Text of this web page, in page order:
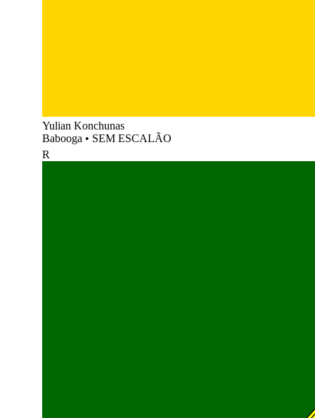
Yulian Konchunas
Babooga • SEM ESCALÃO
R